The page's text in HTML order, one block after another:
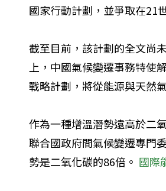
國家行動計劃，並爭取在21
截至目前，該計劃的全文尚
上，中國氣候變遷事務特使
戰略計劃，將從能源與天然
作為一種增溫潛勢遠高於二
聯合國政府間氣候變遷專門
勢是二氧化碳的86倍。 國際